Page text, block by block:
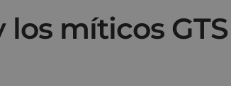
los míticos GTS